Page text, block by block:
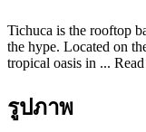
Tichuca is the rooftop
the hype. Located on
tropical oasis in ...
รูปภาพ